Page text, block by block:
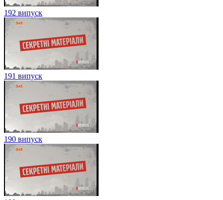
192 випуск
191 випуск
190 випуск